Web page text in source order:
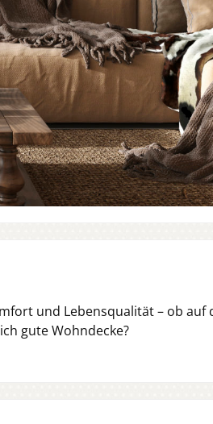
und Lebensqualität – ob auf
gute Wohndecke?